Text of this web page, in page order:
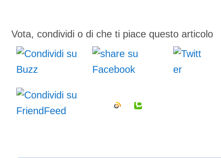
Vota, condividi o di che ti piace questo articolo